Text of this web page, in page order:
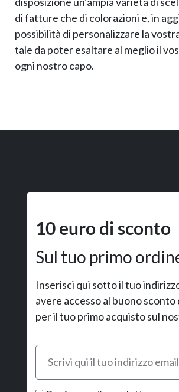
di fatture che di colorazioni e, in
possibilità di personalizzare la
tale da poter esaltare al meglio il
ogni nostro capo.
10 euro di sconto
Sul tuo primo
Inserisci qui sotto il tuo
avere accesso al buono sconto
per il tuo primo acquisto sul